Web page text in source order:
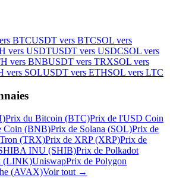
BTCUSDT vers BTCSOL vers
vers USDTUSDT vers USDCSOL vers
vers BNBUSDT vers TRXSOL vers
vers SOLUSDT vers ETHSOL vers LTC
Prix du Bitcoin (BTC)Prix de l'USD Coin
Coin (BNB)Prix de Solana (SOL)Prix de
(TRX)Prix de XRP (XRP)Prix de
INU (SHIB)Prix de Polkadot
(LINK)UniswapPrix de Polygon
(AVAX)Voir tout →